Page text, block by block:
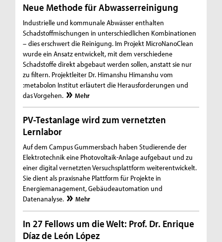
Neue Methode für Abwasserreinigung
Industrielle und kommunale Abwässer enthalten
Schadstoffmischungen in unterschiedlichen Kombinationen
– dies erschwert die Reinigung. Im Projekt MicroNanoClean
wurde ein Ansatz entwickelt, mit dem verschiedene
Schadstoffe direkt abgebaut werden sollen, anstatt sie nur
zu filtern. Projektleiter Dr. Himanshu Himanshu vom
:metabolon Institut erläutert die Herausforderungen und
das Vorgehen.
Mehr
PV-Testanlage wird zum vernetzten
Lernlabor
Auf dem Campus Gummersbach haben Studierende der
Elektrotechnik eine Photovoltaik-Anlage aufgebaut und zu
einer digital vernetzten Versuchsplattform weiterentwickelt.
Sie dient als praxisnahe Plattform für Projekte in
Energiemanagement, Gebäudeautomation und
Datenanalyse.
Mehr
In 27 Fellows um die Welt: Prof. Dr. Enrique
Díaz de León López